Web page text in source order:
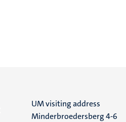
UM visiting address
Minderbroedersberg 4-6